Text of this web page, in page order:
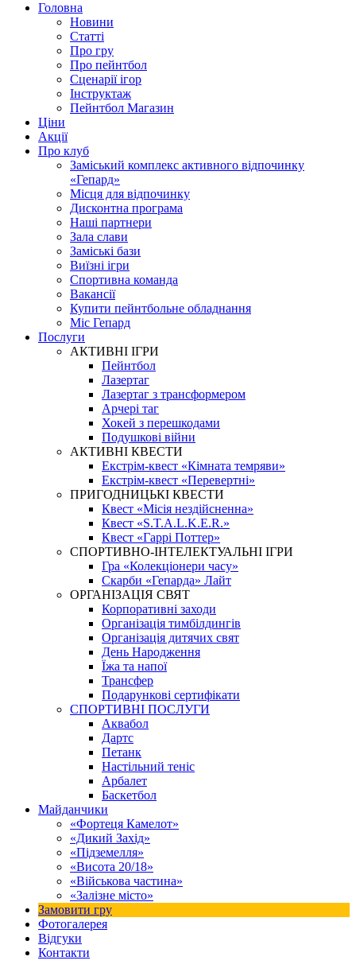
Головна
Новини
Статті
Про гру
Про пейнтбол
Сценарії ігор
Інструктаж
Пейнтбол Магазин
Ціни
Акції
Про клуб
Заміський комплекс активного відпочинку
«Гепард»
Місця для відпочинку
Дисконтна програма
Наші партнери
Зала слави
Заміські бази
Виїзні ігри
Спортивна команда
Вакансії
Купити пейнтбольне обладнання
Міс Гепард
Послуги
АКТИВНІ ІГРИ
Пейнтбол
Лазертаг
Лазертаг з трансформером
Арчері таг
Хокей з перешкодами
Подушкові війни
АКТИВНІ КВЕСТИ
Екстрім-квест «Кімната темряви»
Екстрім-квест «Перевертні»
ПРИГОДНИЦЬКІ КВЕСТИ
Квест «Місія нездійсненна»
Квест «S.T.A.L.K.E.R.»
Квест «Гаррі Поттер»
СПОРТИВНО-ІНТЕЛЕКТУАЛЬНІ ІГРИ
Гра «Колекціонери часу»
Скарби «Гепарда» Лайт
ОРГАНІЗАЦІЯ СВЯТ
Корпоративні заходи
Організація тимбілдингів
Організація дитячих свят
День Народження
Їжа та напої
Трансфер
Подарункові сертифікати
СПОРТИВНІ ПОСЛУГИ
Аквабол
Дартс
Петанк
Настільний теніс
Арбалет
Баскетбол
Майданчики
«Фортеця Камелот»
«Дикий Захід»
«Підземелля»
«Висота 20/18»
«Військова частина»
«Залізне місто»
Замовити гру
Фотогалерея
Відгуки
Контакти